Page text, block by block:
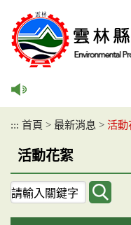
::: 首頁 > 最新消息 > 活動
活動花絮
關
鍵
字